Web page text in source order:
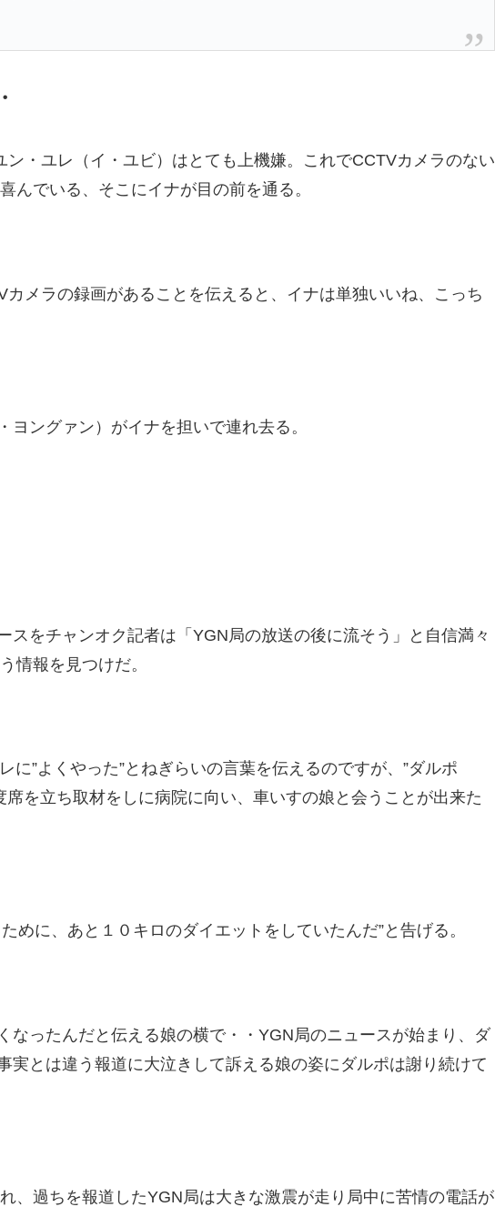
・ユレ（イ・ユビ）はとても上機嫌。これでCCTVカメラのない
んでいる、そこにイナが目の前を通る。
カメラの録画があることを伝えると、イナは単独いいね、こっち
ヨングァン）がイナを担いで連れ去る。
スをチャンオク記者は「YGN局の放送の後に流そう」と自信満々
情報を見つけだ。
に”よくやった”とねぎらいの言葉を伝えるのですが、”ダルポ
席を立ち取材をしに病院に向い、車いすの娘と会うことが出来た
めに、あと１０キロのダイエットをしていたんだ”と告げる。
なったんだと伝える娘の横で・・YGN局のニュースが始まり、ダ
実とは違う報道に大泣きして訴える娘の姿にダルポは謝り続けて
、過ちを報道したYGN局は大きな激震が走り局中に苦情の電話が